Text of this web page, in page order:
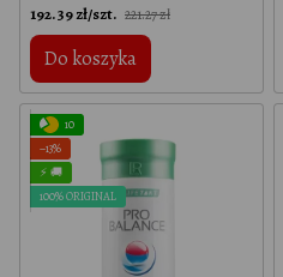
192.39 zł/szt. 221.27 zł
Do koszyka
10
−13%
⚡ 🚚
100% ORIGINAL